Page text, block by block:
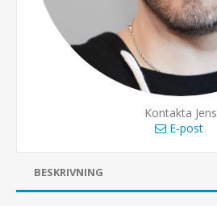
Kontakta Jens
E-post
BESKRIVNING